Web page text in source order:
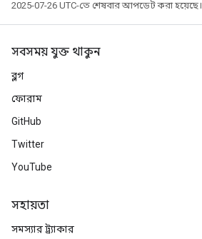
2025-07-26 UTC-তে শেষবার আপডেট করা হয়েছে।
সবসময় যুক্ত থাকুন
ব্লগ
ফোরাম
GitHub
Twitter
YouTube
সহায়তা
সমস্যার ট্র্যাকার